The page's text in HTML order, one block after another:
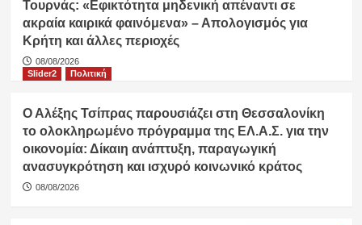
Τουρνάς: «Εφικτότητα μηδενική απέναντι σε
ακραία καιρικά φαινόμενα» – Απολογισμός για
Κρήτη και άλλες περιοχές
08/08/2026
Slider2
Πολιτική
Ο Αλέξης Τσίπρας παρουσιάζει στη Θεσσαλονίκη
το ολοκληρωμένο πρόγραμμα της ΕΛ.Α.Σ. για την
οικονομία: Δίκαιη ανάπτυξη, παραγωγική
ανασυγκρότηση και ισχυρό κοινωνικό κράτος
08/08/2026